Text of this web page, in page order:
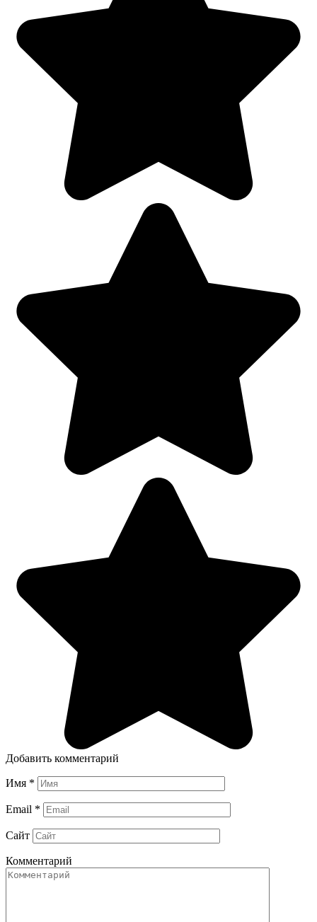
Добавить комментарий
Имя *
Email *
Сайт
Комментарий